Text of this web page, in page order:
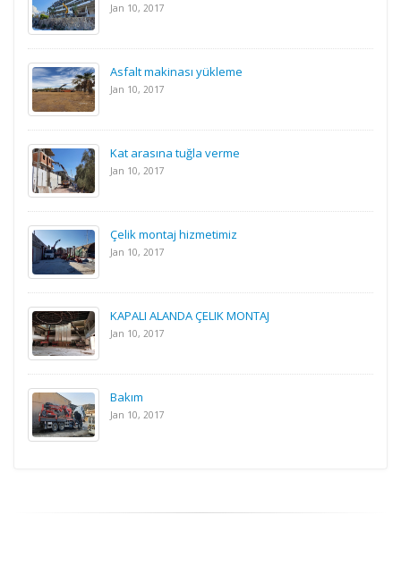
Jan 10, 2017
Asfalt makinası yükleme
Jan 10, 2017
Kat arasına tuğla verme
Jan 10, 2017
Çelik montaj hizmetimiz
Jan 10, 2017
KAPALI ALANDA ÇELIK MONTAJ
Jan 10, 2017
Bakım
Jan 10, 2017